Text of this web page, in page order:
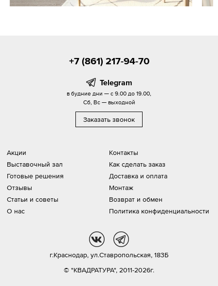
Акции
Выставочный зал
Готовые решения
Отзывы
Статьи и советы
О нас
Контакты
Как сделать заказ
Доставка и оплата
Монтаж
Возврат и обмен
Политика конфиденциальности
+7 (861) 217-94-70
Telegram
в будние дни — с 9.00 до 19.00,
Сб, Вс — выходной
Заказать звонок
© "КВАДРАТУРА", 2011-2026г.
г.Краснодар, ул.Ставропольская, 183Б
vk